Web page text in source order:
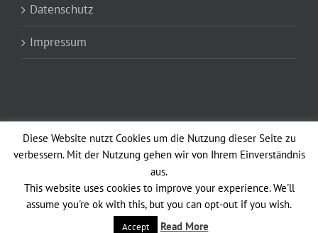
Datenschutz
Impressum
Copyright 2012 - 2021 Altstadtfunken Opladen vun 1902 e.V. Avada Theme
| All Rights Reserved | Powered byWordPress| Theme Fusion
Diese Website nutzt Cookies um die Nutzung dieser Seite zu
verbessern. Mit der Nutzung gehen wir von Ihrem Einverständnis
aus.
This website uses cookies to improve your experience. We'll
assume you're ok with this, but you can opt-out if you wish.
Accept Read More